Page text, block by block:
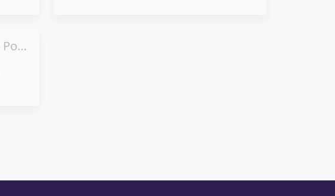
Frutos de Goiás - Pontes e Lacerda